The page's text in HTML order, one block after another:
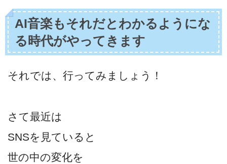
AI音楽もそれだとわかるようにな
る時代がやってきます
それでは、行ってみましょう！
さて最近は
SNSを見ていると
世の中の変化を